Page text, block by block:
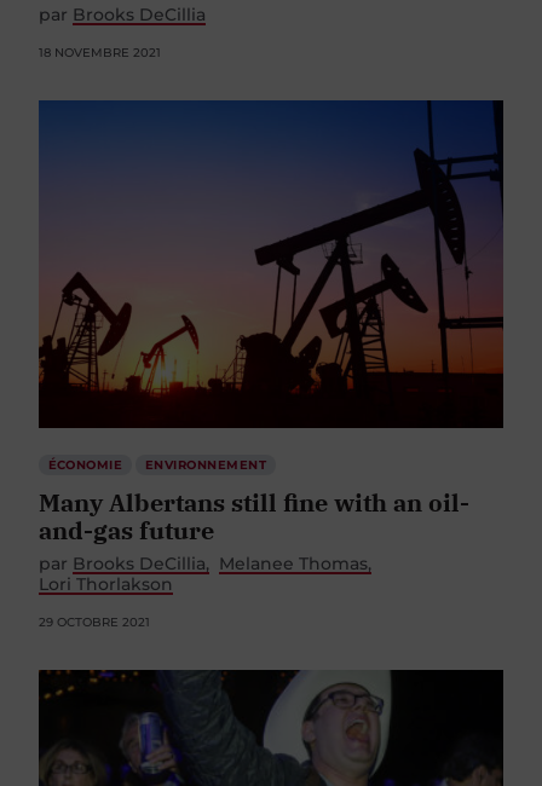
par Brooks DeCillia
18 NOVEMBRE 2021
ÉCONOMIE ENVIRONNEMENT
Many Albertans still fine with an oil-
and-gas future
par Brooks DeCillia
Melanee Thomas
Lori Thorlakson
29 OCTOBRE 2021